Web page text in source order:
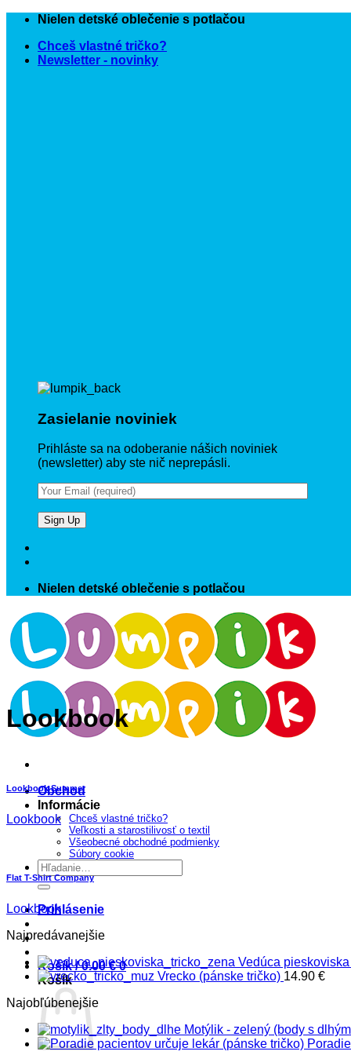
Skip
content
Nielen detské oblečenie s potlačou
Chceš vlastné tričko?
Newsletter - novinky
Zasielanie noviniek
Prihláste sa na odoberanie nášich noviniek
(newsletter) aby ste nič neprepásli.
Nielen detské oblečenie s potlačou
Obchod
Informácie
Chceš vlastné tričko?
Veľkosti a starostilivosť o textil
Všeobecné obchodné podmienky
Súbory cookie
Hľadať:
Prihlásenie
Košík /0.00€ 0
Košík
Lookbook
Lookbook Summer
Lookbook
Flat T-Shirt Company
Lookbook
Najpredávanejšie
Vedúca
Vrecko (pánske tričko) 14.90 €
Najobľúbenejšie
Motýlik - zelený (body s